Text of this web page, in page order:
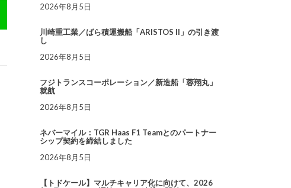
2026年8月5日
川崎重工業／ばら積運搬船「ARISTOS II」の引き渡
し
2026年8月5日
フジトランスコーポレーション／新造船「蓉翔丸」
就航
2026年8月5日
ネバーマイル：TGR Haas F1 Teamとのパートナー
シップ契約を締結しました
2026年8月5日
【トドケール】マルチキャリア化に向けて、2026